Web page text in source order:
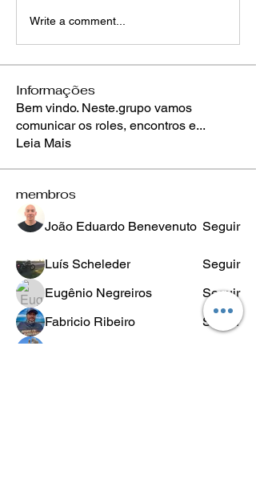
Write a comment...
Informações
Bem vindo. Neste.grupo vamos
comunicar os roles, encontros e...
Leia Mais
membros
João Eduardo Benevenuto Seguir
Luís Scheleder
Seguir
Eugênio Negreiros
Seguir
Fabricio Ribeiro
Seguir